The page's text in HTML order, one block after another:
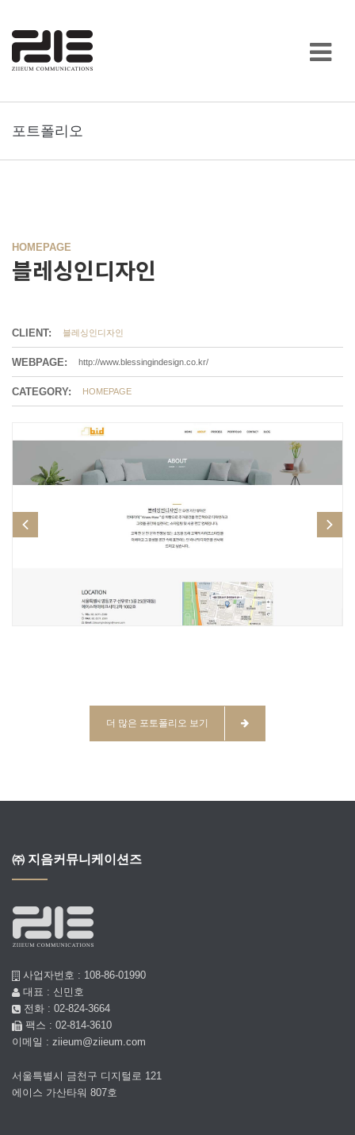
포트폴리오
HOMEPAGE
블레싱인디자인
CLIENT: 블레싱인디자인
WEBPAGE: http://www.blessingindesign.co.kr/
CATEGORY: HOMEPAGE
더 많은 포토폴리오 보기
㈜ 지음커뮤니케이션즈
사업자번호 : 108-86-01990
대표 : 신민호
전화 : 02-824-3664
팩스 : 02-814-3610
이메일 : ziieum@ziieum.com
서울특별시 금천구 디지털로 121
에이스 가산타워 807호